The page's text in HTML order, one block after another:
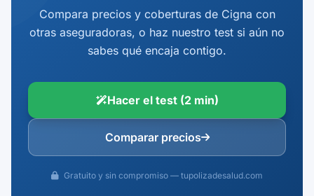
Compara precios y coberturas de Cigna con
otras aseguradoras, o haz nuestro test si aún no
sabes qué encaja contigo.
Hacer el test (2 min)
Comparar precios
Gratuito y sin compromiso — tupolizadesalud.com